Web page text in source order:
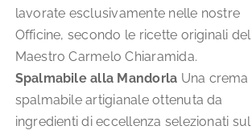
lavorate esclusivamente nelle nostre
Officine, secondo le ricette originali del
Maestro Carmelo Chiaramida.
Spalmabile alla Mandorla Una crema
spalmabile artigianale ottenuta da
ingredienti di eccellenza selezionati sul